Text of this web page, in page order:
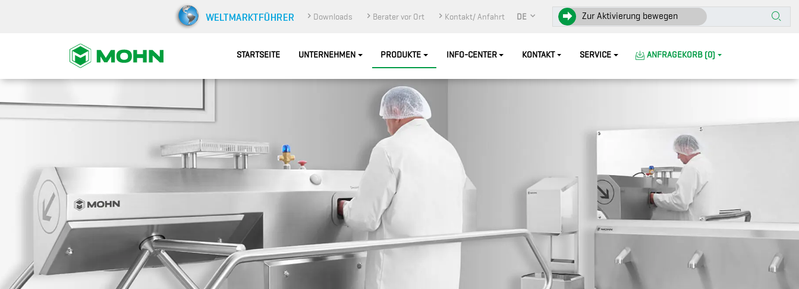
Downloads Berater vor Ort Kontakt/ Anfahrt DE Zur Aktivierung bewegen
STARTSEITE UNTERNEHMEN PRODUKTE INFO-CENTER KONTAKT SERVICE ANFRAGEKORB (0)